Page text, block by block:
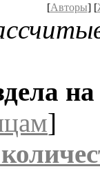
[Авторы] [
]